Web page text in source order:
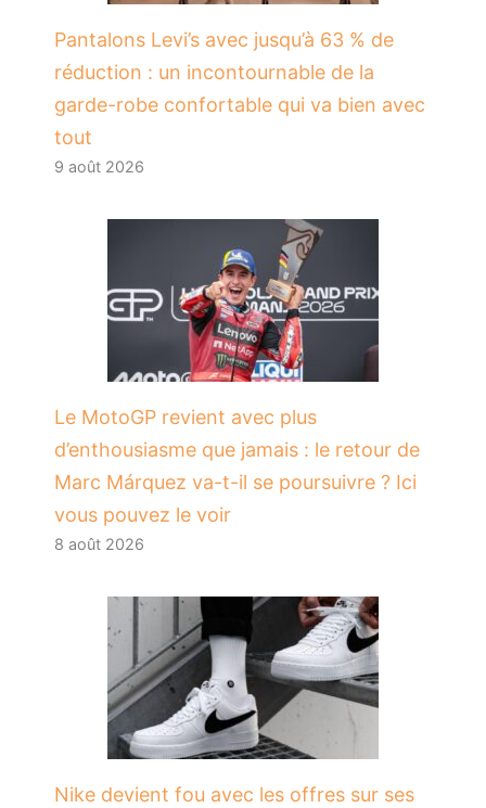
Pantalons Levi’s avec jusqu’à 63 % de
réduction : un incontournable de la
garde-robe confortable qui va bien avec
tout
9 août 2026
Le MotoGP revient avec plus
d’enthousiasme que jamais : le retour de
Marc Márquez va-t-il se poursuivre ? Ici
vous pouvez le voir
8 août 2026
Nike devient fou avec les offres sur ses